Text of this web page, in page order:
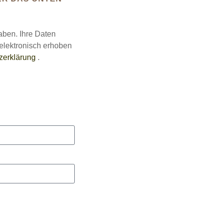
Ihre Daten
erhoben
.